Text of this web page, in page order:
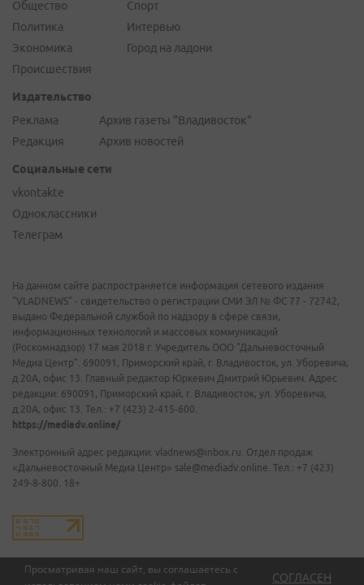
Просматривая наш сайт, вы соглашаетесь с
СОГЛАСЕН
Общество
Политика
Экономика
Происшествия
Спорт
Интервью
Город на ладони
Издательство
Реклама
Редакция
Архив газеты "Владивосток"
Архив новостей
Социальные сети
vkontakte
Одноклассники
Телеграм
На данном сайте распространяется информация сетевого издания
"VLADNEWS" - свидетельство о регистрации СМИ ЭЛ № ФС 77 - 72742,
выдано Федеральной службой по надзору в сфере связи,
информационных технологий и массовых коммуникаций
(Роскомнадзор) 17 мая 2018 г. Учредитель ООО "Дальневосточный
Медиа Центр". 690091, Приморский край, г. Владивосток, ул. Уборевича,
д.20А, офис 13. Главный редактор Юркевич Дмитрий Юрьевич. Адрес
редакции: 690091, Приморский край, г. Владивосток, ул. Уборевича,
д.20А, офис 13. Тел.: +7 (423) 2-415-600.
https://mediadv.online/
Электронный адрес редакции: vladnews@inbox.ru. Отдел продаж
«Дальневосточный Медиа Центр» sale@mediadv.online. Тел.: +7 (423)
249-8-800. 18+